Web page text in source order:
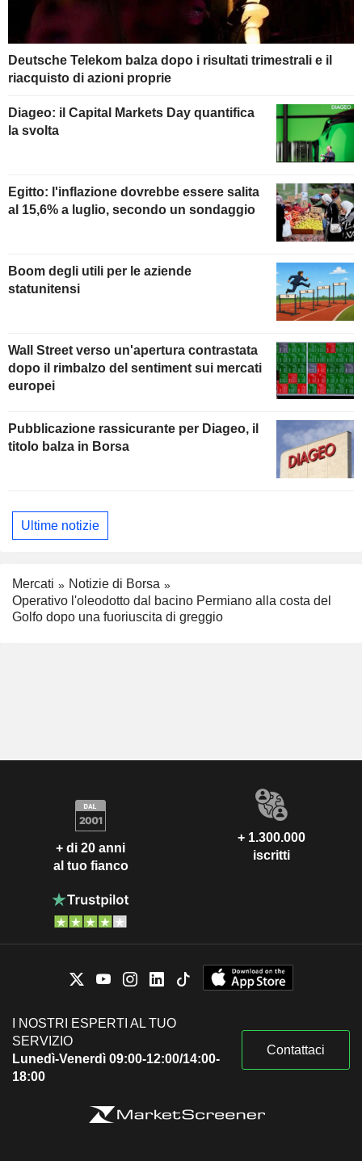
Deutsche Telekom balza dopo i risultati trimestrali e il
riacquisto di azioni proprie
Diageo: il Capital Markets Day quantifica
la svolta
Egitto: l'inflazione dovrebbe essere salita
al 15,6% a luglio, secondo un sondaggio
Boom degli utili per le aziende
statunitensi
Wall Street verso un'apertura contrastata
dopo il rimbalzo del sentiment sui mercati
europei
Pubblicazione rassicurante per Diageo, il
titolo balza in Borsa
Ultime notizie
Mercati
Notizie di Borsa
Operativo l'oleodotto dal bacino Permiano alla costa del
Golfo dopo una fuoriuscita di greggio
+ di 20 anni
al tuo fianco
+ 1.300.000
iscritti
I NOSTRI ESPERTI AL TUO
SERVIZIO
Lunedì-Venerdì 09:00-12:00/14:00-
18:00
Contattaci